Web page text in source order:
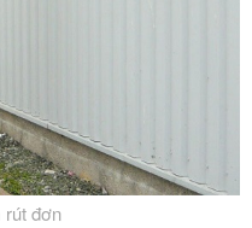
rút đơn